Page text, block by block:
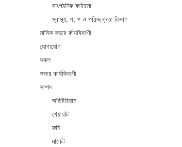
সাংগঠনিক কাঠামো
স্বাস্থ্য, প, প ও পরিচ্ছন্নতা ‍বিভাগ
মাসিক সভার র্কাযবিবরণী
যোগাযোগ
সকল
সভার কার্যবিবরণী
সম্পদ
অডিটরিয়াম
খেয়াঘাট
জমি
মার্কেট